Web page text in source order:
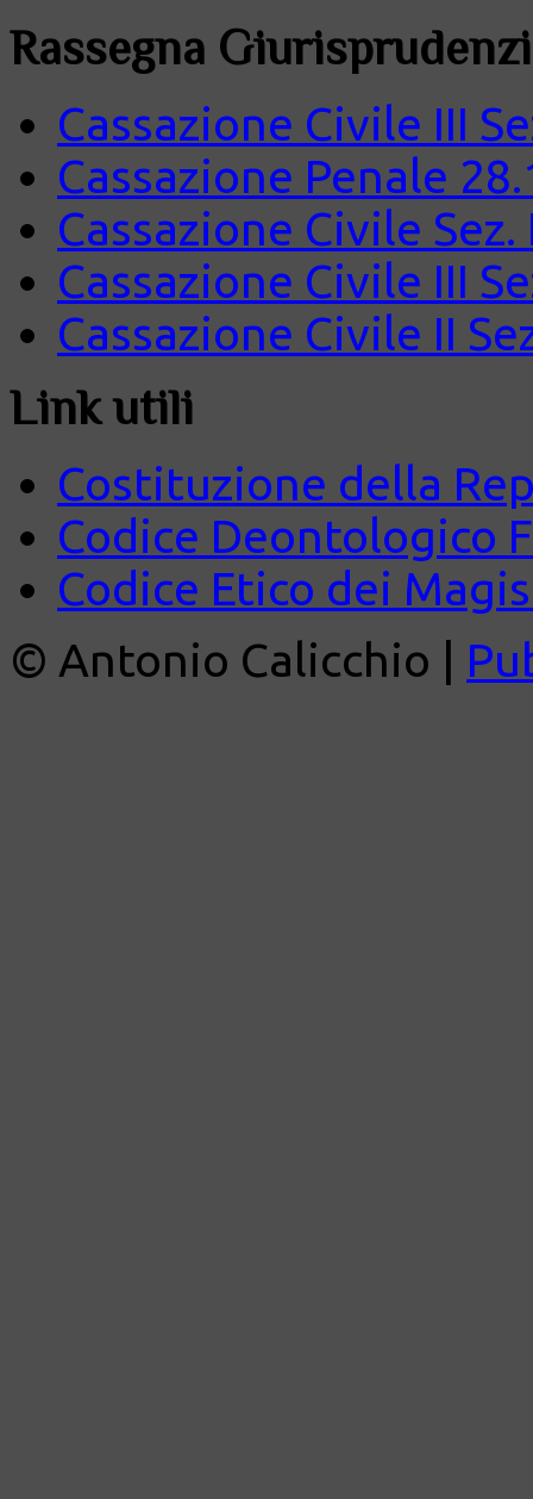
Rassegna
Cassazione Civile III
Cassazione Penale
Cassazione Civile
Cassazione Civile III
Cassazione Civile II
Link utili
Costituzione della
Codice Deontologico
Codice Etico dei
© Antonio Calicchio |